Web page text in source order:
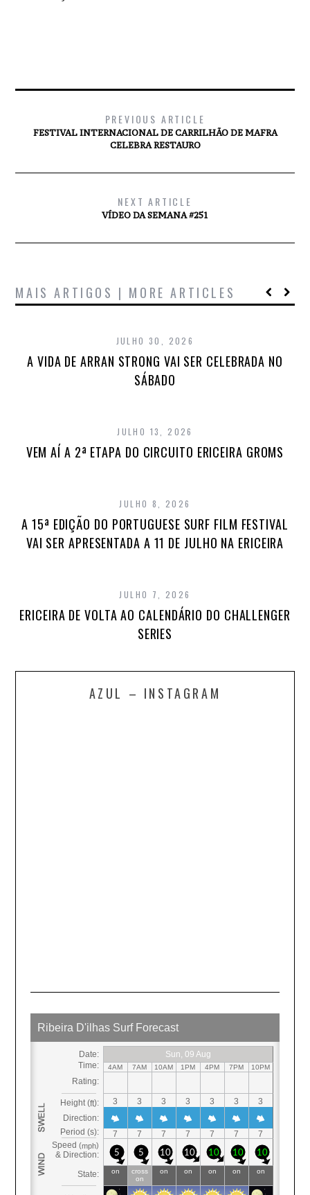
PREVIOUS ARTICLE
FESTIVAL INTERNACIONAL DE CARRILHÃO DE MAFRA
CELEBRA RESTAURO
NEXT ARTICLE
VÍDEO DA SEMANA #251
MAIS ARTIGOS | MORE ARTICLES
JULHO 30, 2026
A VIDA DE ARRAN STRONG VAI SER CELEBRADA NO
SÁBADO
JULHO 13, 2026
VEM AÍ A 2ª ETAPA DO CIRCUITO ERICEIRA GROMS
JULHO 8, 2026
A 15ª EDIÇÃO DO PORTUGUESE SURF FILM FESTIVAL
VAI SER APRESENTADA A 11 DE JULHO NA ERICEIRA
JULHO 7, 2026
ERICEIRA DE VOLTA AO CALENDÁRIO DO CHALLENGER
SERIES
AZUL – INSTAGRAM